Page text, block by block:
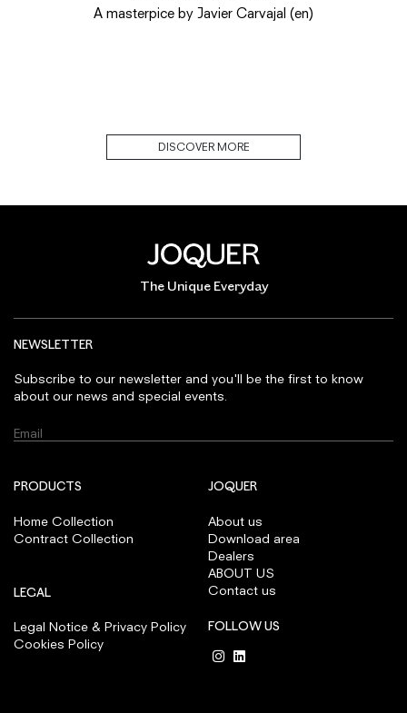
A masterpice by Javier Carvajal (en)
DISCOVER MORE
The Unique Everyday
NEWSLETTER
Subscribe to our newsletter and you'll be the first to know
about our news and special events.
JOQUER
About us
Download area
Dealers
ABOUT US
Contact us
FOLLOW US
PRODUCTS
Home Collection
Contract Collection
LEGAL
Legal Notice & Privacy Policy
Cookies Policy